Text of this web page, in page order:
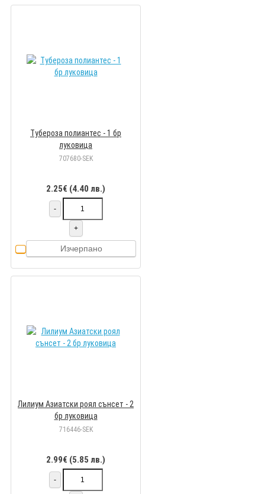
Тубероза полиантес - 1 бр
луковицa
707680-SEK
2.25€ (4.40 лв.)
-
+
Изчерпано
Лилиум Азиатски роял сънсет - 2
бр луковица
716446-SEK
2.99€ (5.85 лв.)
-